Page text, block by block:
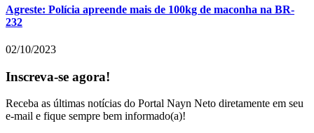
Agreste: Polícia apreende mais de 100kg de maconha na BR-
232
02/10/2023
Inscreva-se agora!
Receba as últimas notícias do Portal Nayn Neto diretamente em seu
e-mail e fique sempre bem informado(a)!